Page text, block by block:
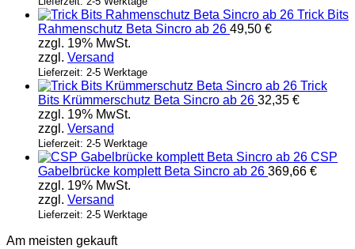
Optionen
können
Produktseite
gewählt
werden
Trick Bits
Rahmenschutz Beta Sincro ab 26 49,50 €
zzgl. 19% MwSt.
zzgl. Versand
Lieferzeit: 2-5 Werktage
Trick
Bits Krümmerschutz Beta Sincro ab 26 32,35 €
zzgl. 19% MwSt.
zzgl. Versand
Lieferzeit: 2-5 Werktage
CSP
Gabelbrücke komplett Beta Sincro ab 26 369,66 €
zzgl. 19% MwSt.
zzgl. Versand
Lieferzeit: 2-5 Werktage
Am meisten gekauft